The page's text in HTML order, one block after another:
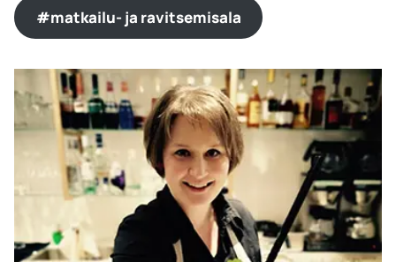
#matkailu- ja ravitsemisala